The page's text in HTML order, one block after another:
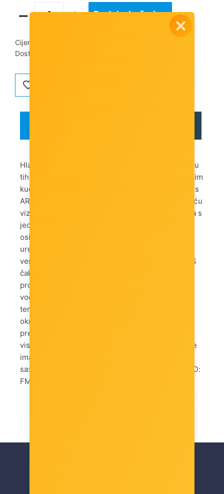
Dodaj u košaricu
Cijena dostave:
Dostupnost artikla:
Hladnjak s dva tornja pruža savršenu kombinaciju
tihog hlađenja i izvrsne kompatibilnosti s različitim
kućištima. Njegov 3-pinski konektor (+5V-D -G) s
ARGB SYNC tehnologijom omogućuje zapanjujuću
vizualizaciju boja za vaše računalo. Konfiguracija s
jednim ventilatorom s asimetričnim rasporedom
osigurava potpunu kompatibilnost s AMD
uređajima i Intelovim utičnicama. Uključuje
ventilator od 120 mm i pametnu PWM kontrolu. S
čak šest toplinskih cijevi u izravnom kontaktu s
procesorom, osigurava izvrsnu toplinsku
vodljivost i održava vaš procesor na optimalnoj
temperaturi. Ventilator radi brzinom do 1800
okretaja u minuti, uz protok zraka od 68CFM i
preporučenu snagu do 200W TDP. Hladnjak je
visok otprilike 168 mm, pa prije kupnje provjerite
imate li dovoljno mjesta u kućištu. Kompatibilan
sa: Intel: LGA1156/1155/1151/1150/1200/1700 AMD:
FM2+/FM2/FM1/AM2/AM3+/AM3/AM4